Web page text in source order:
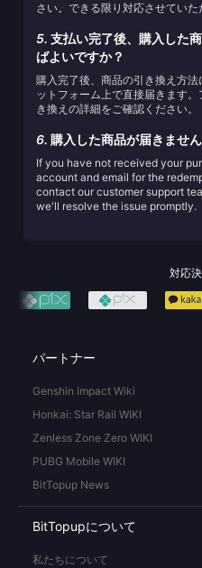
さい。できる限り対応させていた
5. 支払い完了後、購入した
ばよいですか？
購入完了後、商品の引き換え方
ットフォーム上で直接届きます
き換えの詳細をご確認ください。
6. 購入した商品が届きませ
If you have not received your
account and email for the
contact our customer support
we'll resolve the issue promptly.
対応
パートナー
Genshin Impact Wiki
Honkai: Star Rail WIKI
Zenless Zone Zero WIKI
PUBG Mobile WIKI
BitTopup News
BitTopupについて
私たちについて